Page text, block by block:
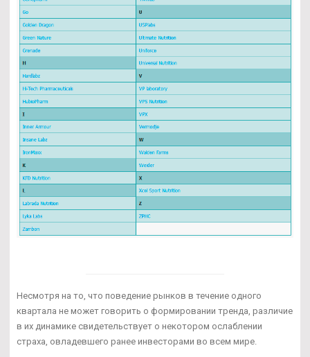
Несмотря на то, что поведение рынков в течение одного
квартала не может говорить о формировании тренда, различие
в их динамике свидетельствует о некотором ослаблении
страха, овладевшего ранее инвесторами во всем мире.